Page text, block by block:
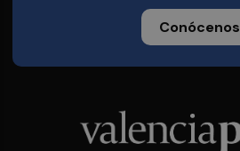
Conócenos